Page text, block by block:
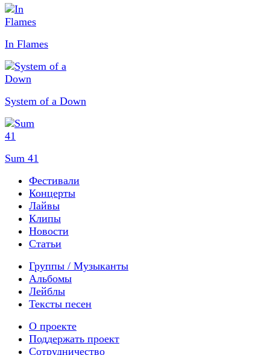
In Flames
System of a Down
Sum 41
Фестивали
Концерты
Лайвы
Клипы
Новости
Статьи
Группы / Музыканты
Альбомы
Лейблы
Тексты песен
О проекте
Поддержать проект
Сотрудничество